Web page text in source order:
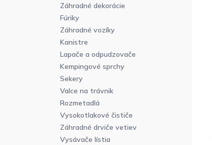
Záhradné dekorácie
Fúriky
Záhradné vozíky
Kanistre
Lapače a odpudzovače
Kempingové sprchy
Sekery
Valce na trávnik
Rozmetadlá
Vysokotlakové čističe
Záhradné drviče vetiev
Vysávače lístia